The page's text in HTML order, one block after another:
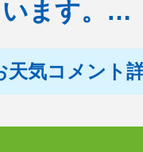
います。…
天気コメント